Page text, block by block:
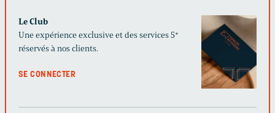
Le Club
Une expérience exclusive et des services 5*
réservés à nos clients.
SE CONNECTER